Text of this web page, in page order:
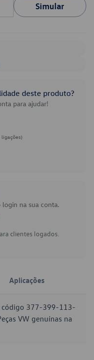
Simular
deste produto?
para ajudar!
na sua conta.
clientes logados.
Aplicações
código 377-399-113-
VW genuínas na